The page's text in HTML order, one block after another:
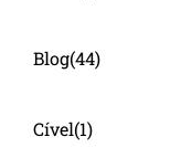
Blog(44)
Cível(1)